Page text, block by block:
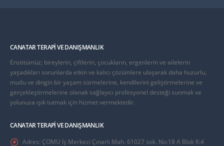
CANATAR TERAPI VE DANIŞMANLIK
Enstitümüz; bireylerin, çiftlerin, çocukların, ergenlerin ve ailelerin
yaşadıkları sorunlarda etkin ve kalıcı çözümlere ulaşarak daha huzurlu,
mutlu ve dingin bir yaşam sürmelerine, kendilerini geliştirmelerine ve
gerçekleştirmelerine olanak sağlayıcı profesyonel desteği sunmak ve
yolunuza ışık tutmak için hizmet vermektedir.
CANATAR TERAPI VE DANIŞMANLIK
Adres: ÇOMU İş Merkezi Çınarlı Mah. 61027 sok. No:18 A Blok K:4